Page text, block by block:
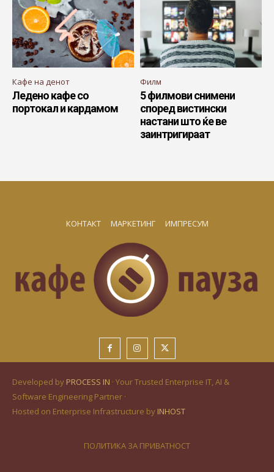
Кафе на денот
Ледено кафе со
портокал и кардамом
Филм
5 филмови снимени
според вистински
настани што ќе ве
заинтригираат
КОНТАКТ МАРКЕТИНГ ИМПРЕСУМ
Developed by PROCESS IN · Your Trusted Enterprise IT, AI &
Software Engineering Partner ·
Hosted on Enterprise Infrastructure by INHOST
ПОЛИТИКА ЗА ПРИВАТНОСТ